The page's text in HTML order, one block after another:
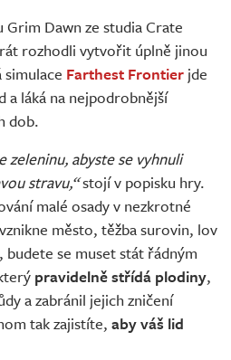
Dawn ze studia Crate
rozhodli vytvořit úplně jinou
Farthest Frontier jde
a láká na nejpodrobnější
dob.
zeleninu, abyste se vyhnuli
stravu,“stojí v popisku hry.
malé osady v nezkrotné
město, těžba surovin, lov
se muset stát řádným
pravidelně střídá plodiny,
a zabránil jejich zničení
tak zajistíte, aby váš lid